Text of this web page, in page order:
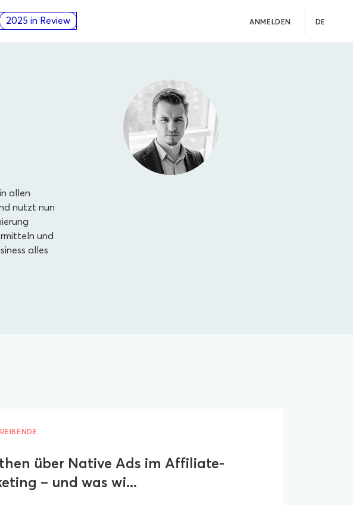
2025 in Review ANMELDEN DE
allen
nutzt nun
und
alles
über Native Ads im Affiliate-
– und was wi...